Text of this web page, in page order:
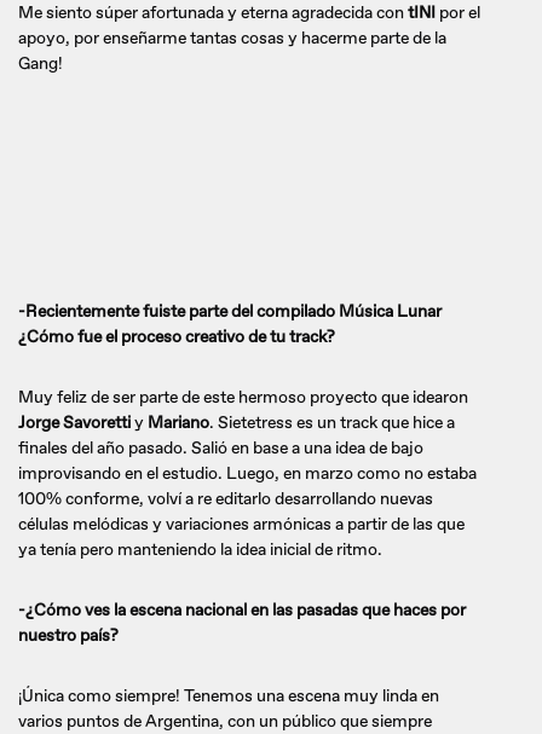
Me siento súper afortunada y eterna agradecida contINI por el
apoyo, por enseñarme tantas cosas y hacerme parte de la
Gang!
-Recientemente fuiste parte del compilado Música Lunar
¿Cómo fue el proceso creativo de tu track?
Muy feliz de ser parte de este hermoso proyecto que idearon
Jorge Savorettiy Mariano. Sietetress es un track que hice a
finales del año pasado. Salió en base a una idea de bajo
improvisando en el estudio. Luego, en marzo como no estaba
100% conforme, volví a re editarlo desarrollando nuevas
células melódicas y variaciones armónicas a partir de las que
ya tenía pero manteniendo la idea inicial de ritmo.
-¿Cómo ves la escena nacional en las pasadas que haces por
nuestro país?
¡Única como siempre! Tenemos una escena muy linda en
varios puntos de Argentina, con un público que siempre